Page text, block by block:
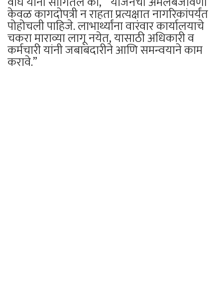
केवळ कागदोपत्री न राहता प्रत्यक्षात नागरिकांपर्यंत
पोहोचली पाहिजे. लाभार्थ्यांना वारंवार कार्यालयाचे
चकरा माराव्या लागू नयेत, यासाठी अधिकारी व
कर्मचारी यांनी जबाबदारीने आणि समन्वयाने काम
करावे.”